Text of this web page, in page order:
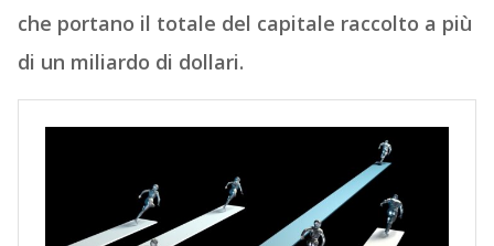
che portano il totale del capitale raccolto a più
di un miliardo di dollari.